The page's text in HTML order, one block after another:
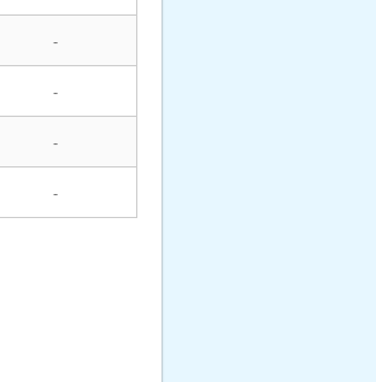
-
-
-
-